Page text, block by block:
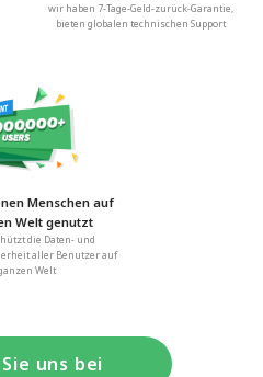
wir haben 7-Tage-Geld-zurück-Garantie,
bieten globalen technischen Support
Menschen auf
Welt genutzt
die Daten- und
aller Benutzer auf
Welt
uns bei